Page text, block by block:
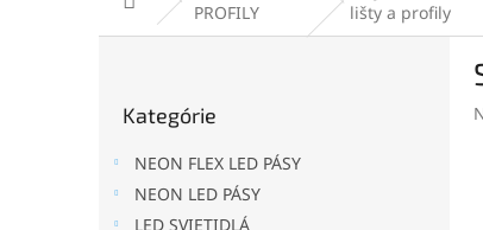
PROFILY
lišty a profily
kategórie
Kategórie
NEON FLEX LED PÁSY
NEON LED PÁSY
LED SVIETIDLÁ